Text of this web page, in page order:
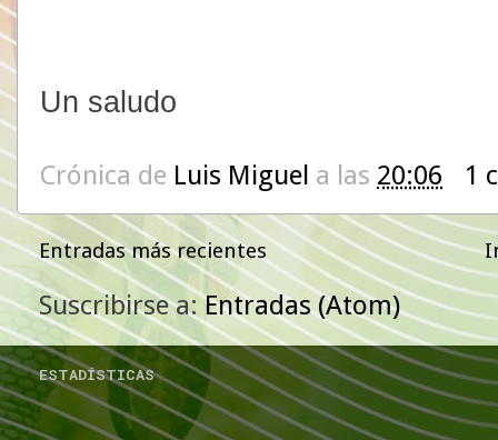
Un saludo
Crónica de Luis Miguel a las 20:06 1
Entradas más recientes
Suscribirse a:Entradas (Atom)
ESTADÍSTICAS